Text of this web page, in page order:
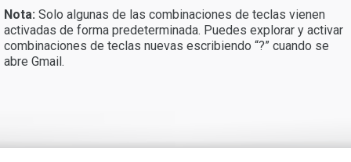
Nota: Solo algunas de las combinaciones de teclas vienen
activadas de forma predeterminada. Puedes explorar y activar
combinaciones de teclas nuevas escribiendo “?” cuando se
abre Gmail.